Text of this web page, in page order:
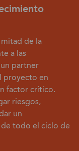
de la
a las
partner
proyecto en
factor crítico.
riesgos,
un
todo el ciclo de